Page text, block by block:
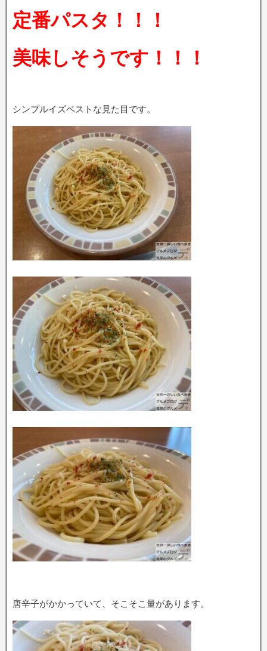
定番パスタ！！！
美味しそうです！！！
シンプルイズベストな見た目です。
唐辛子がかかっていて、そこそこ量があります。